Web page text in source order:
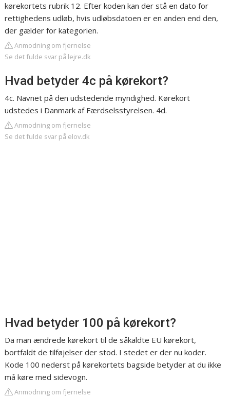
kørekortets rubrik 12. Efter koden kan der stå en dato for
rettighedens udløb, hvis udløbsdatoen er en anden end den,
der gælder for kategorien.
Anmodning om fjernelse
Se det fulde svar på lejre.dk
Hvad betyder 4c på kørekort?
4c. Navnet på den udstedende myndighed. Kørekort
udstedes i Danmark af Færdselsstyrelsen. 4d.
Anmodning om fjernelse
Se det fulde svar på elov.dk
Hvad betyder 100 på kørekort?
Da man ændrede kørekort til de såkaldte EU kørekort,
bortfaldt de tilføjelser der stod. I stedet er der nu koder.
Kode 100 nederst på kørekortets bagside betyder at du ikke
må køre med sidevogn.
Anmodning om fjernelse